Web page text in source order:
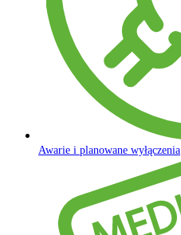
Awarie i planowane wyłączenia